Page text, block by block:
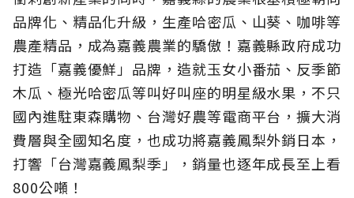
品牌化、精品化升級，生產哈密瓜、山葵、咖啡等
農產精品，成為嘉義農業的驕傲！嘉義縣政府成功
打造「嘉義優鮮」品牌，造就玉女小番茄、反季節
木瓜、極光哈密瓜等叫好叫座的明星級水果，不只
國內進駐東森購物、台灣好農等電商平台，擴大消
費層與全國知名度，也成功將嘉義鳳梨外銷日本，
打響「台灣嘉義鳳梨季」，銷量也逐年成長至上看
800公噸！